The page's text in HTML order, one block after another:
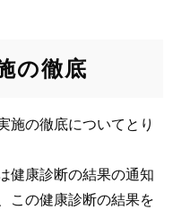
の徹底
施の徹底についてとり
健康診断の結果の通知
この健康診断の結果を